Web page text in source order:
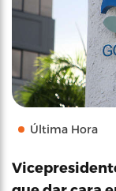
Última Hora